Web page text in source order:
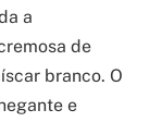
a
de
branco. O
e